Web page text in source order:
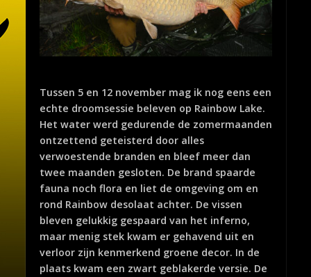
Tussen 5 en 12 november mag ik nog eens een
echte droomsessie beleven op Rainbow Lake.
Het water werd gedurende de zomermaanden
ontzettend geteisterd door alles
verwoestende branden en bleef meer dan
twee maanden gesloten. De brand spaarde
fauna noch flora en liet de omgeving om en
rond Rainbow desolaat achter. De vissen
bleven gelukkig gespaard van het inferno,
maar menig stek kwam er gehavend uit en
verloor zijn kenmerkend groene decor. In de
plaats kwam een zwart geblakerde versie. De